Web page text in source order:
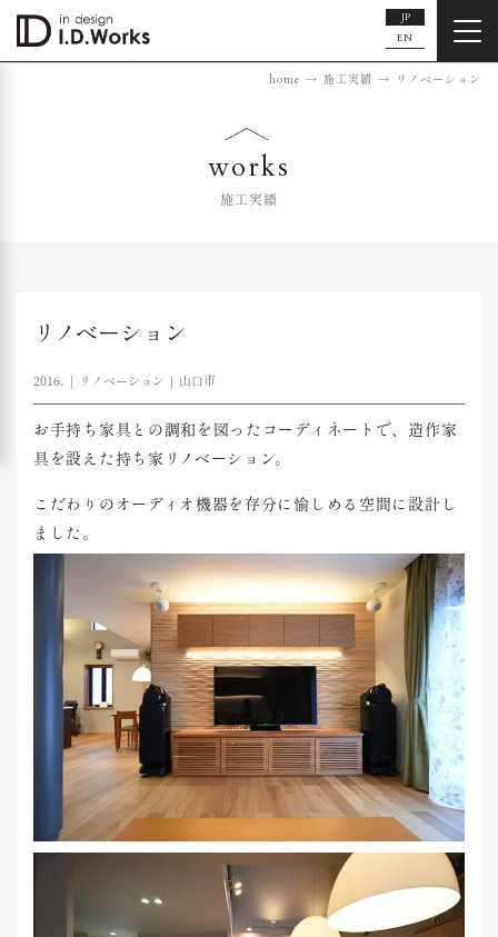
JP
EN
home 施工実績 リノベーション
works
施工実績
リノベーション
2016. リノベーション 山口市
お手持ち家具との調和を図ったコーディネートで、造作家
具を設えた持ち家リノベーション。
こだわりのオーディオ機器を存分に愉しめる空間に設計し
ました。